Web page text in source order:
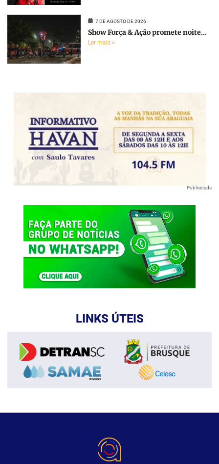
7 DE AGOSTO DE 2026
Show Força & Ação promete noite...
Ler mais »
Publicidade
LINKS ÚTEIS